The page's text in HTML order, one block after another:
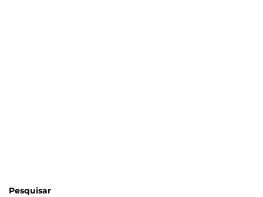
Pesquisar